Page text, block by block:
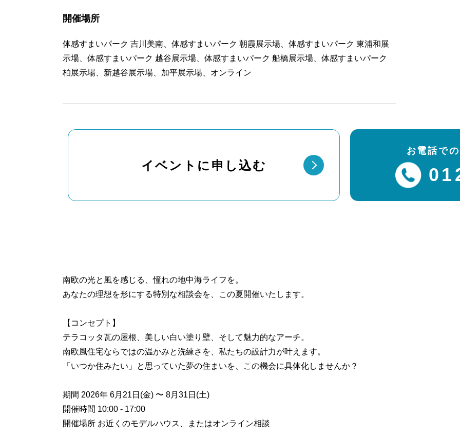
開催場所
体感すまいパーク 吉川美南、体感すまいパーク 朝霞展示場、体感すまいパーク 東浦和展
示場、体感すまいパーク 越谷展示場、体感すまいパーク 船橋展示場、体感すまいパーク
柏展示場、新越谷展示場、加平展示場、オンライン
イベントに申し込む
お電話で
南欧の光と風を感じる、憧れの地中海ライフを。
あなたの理想を形にする特別な相談会を、この夏開催いたします。
【コンセプト】
テラコッタ瓦の屋根、美しい白い塗り壁、そして魅力的なアーチ。
南欧風住宅ならではの温かみと洗練さを、私たちの設計力が叶えます。
「いつか住みたい」と思っていた夢の住まいを、この機会に具体化しませんか？
期間 2026年 6月21日(金) 〜 8月31日(土)
開催時間 10:00 - 17:00
開催場所 お近くのモデルハウス、またはオンライン相談